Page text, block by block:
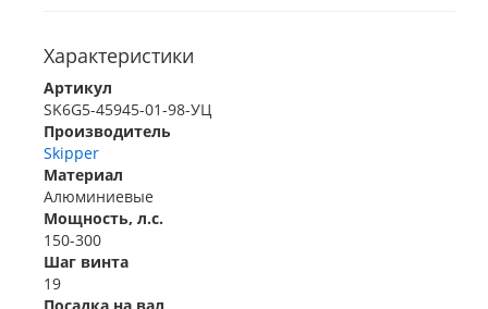
Характеристики
Артикул
SK6G5-45945-01-98-УЦ
Производитель
Skipper
Материал
Алюминиевые
Мощность, л.с.
150-300
Шаг винта
19